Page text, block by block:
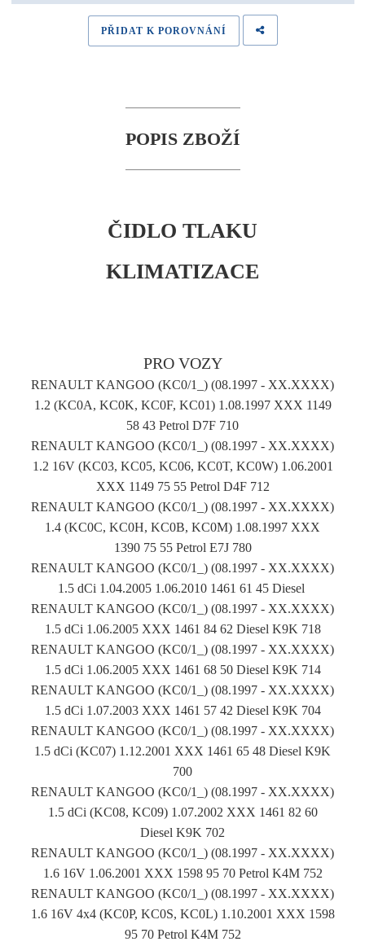
PŘIDAT K POROVNÁNÍ
POPIS ZBOŽÍ
ČIDLO TLAKU
KLIMATIZACE
PRO VOZY
RENAULT KANGOO (KC0/1_) (08.1997 - XX.XXXX)
1.2 (KC0A, KC0K, KC0F, KC01) 1.08.1997 XXX 1149
58 43 Petrol D7F 710
RENAULT KANGOO (KC0/1_) (08.1997 - XX.XXXX)
1.2 16V (KC03, KC05, KC06, KC0T, KC0W) 1.06.2001
XXX 1149 75 55 Petrol D4F 712
RENAULT KANGOO (KC0/1_) (08.1997 - XX.XXXX)
1.4 (KC0C, KC0H, KC0B, KC0M) 1.08.1997 XXX
1390 75 55 Petrol E7J 780
RENAULT KANGOO (KC0/1_) (08.1997 - XX.XXXX)
1.5 dCi 1.04.2005 1.06.2010 1461 61 45 Diesel
RENAULT KANGOO (KC0/1_) (08.1997 - XX.XXXX)
1.5 dCi 1.06.2005 XXX 1461 84 62 Diesel K9K 718
RENAULT KANGOO (KC0/1_) (08.1997 - XX.XXXX)
1.5 dCi 1.06.2005 XXX 1461 68 50 Diesel K9K 714
RENAULT KANGOO (KC0/1_) (08.1997 - XX.XXXX)
1.5 dCi 1.07.2003 XXX 1461 57 42 Diesel K9K 704
RENAULT KANGOO (KC0/1_) (08.1997 - XX.XXXX)
1.5 dCi (KC07) 1.12.2001 XXX 1461 65 48 Diesel K9K
700
RENAULT KANGOO (KC0/1_) (08.1997 - XX.XXXX)
1.5 dCi (KC08, KC09) 1.07.2002 XXX 1461 82 60
Diesel K9K 702
RENAULT KANGOO (KC0/1_) (08.1997 - XX.XXXX)
1.6 16V 1.06.2001 XXX 1598 95 70 Petrol K4M 752
RENAULT KANGOO (KC0/1_) (08.1997 - XX.XXXX)
1.6 16V 4x4 (KC0P, KC0S, KC0L) 1.10.2001 XXX 1598
95 70 Petrol K4M 752